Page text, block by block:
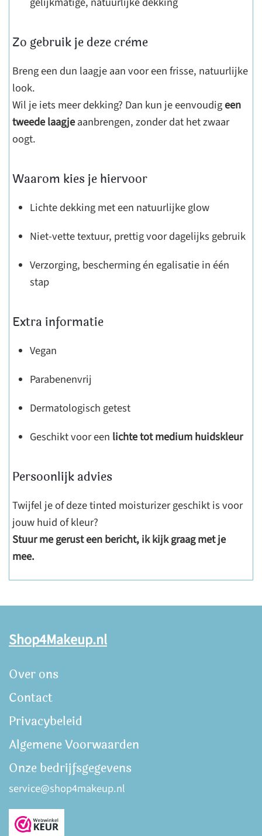
Zo gebruik je deze crème
Breng een dun laagje aan voor een frisse, natuurlijke
look.
Wil je iets meer dekking? Dan kun je eenvoudigeen
tweede laagjeaanbrengen, zonder dat het zwaar
oogt.
Waarom kies je hiervoor
Lichte dekking met een natuurlijke glow
Niet-vette textuur, prettig voor dagelijks gebruik
Verzorging, bescherming én egalisatie in één
stap
Extra informatie
Vegan
Parabenenvrij
Dermatologisch getest
Geschikt voor een lichte tot medium huidskleur
Persoonlijk advies
Twijfel je of deze tinted moisturizer geschikt is voor
jouw huid of kleur?
Stuur me gerust een bericht, ik kijk graag met je
mee.
Shop4Makeup.nl
Over ons
Contact
Privacybeleid
Algemene Voorwaarden
Onze bedrijfsgegevens
service@shop4makeup.nl